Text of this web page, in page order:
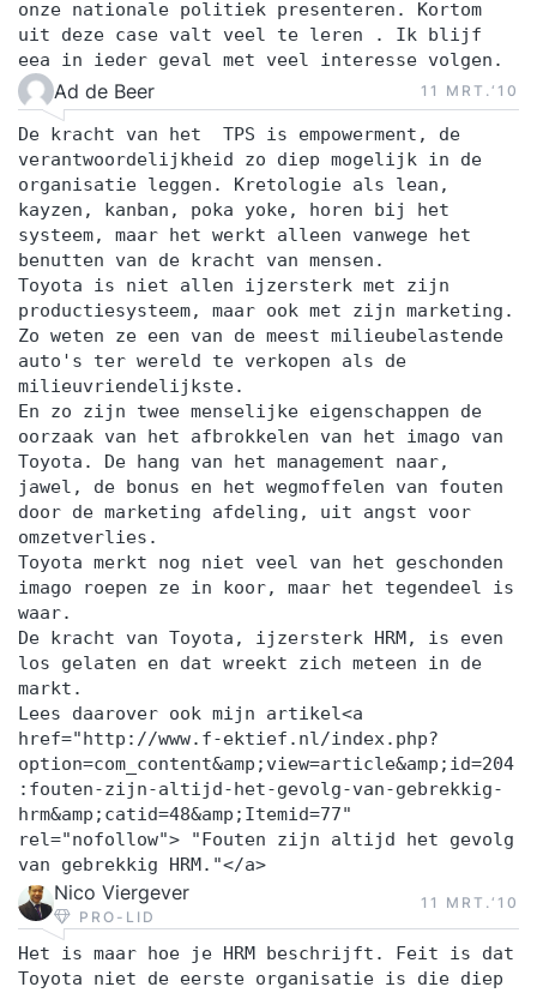
onze nationale politiek presenteren. Kortom
uit deze case valt veel te leren . Ik blijf
eea in ieder geval met veel interesse volgen.
Ad de Beer 11 MRT.‘10
De kracht van het TPS is empowerment, de
verantwoordelijkheid zo diep mogelijk in de
organisatie leggen. Kretologie als lean,
kayzen, kanban, poka yoke, horen bij het
systeem, maar het werkt alleen vanwege het
benutten van de kracht van mensen.
Toyota is niet allen ijzersterk met zijn
productiesysteem, maar ook met zijn marketing.
Zo weten ze een van de meest milieubelastende
auto's ter wereld te verkopen als de
milieuvriendelijkste.
En zo zijn twee menselijke eigenschappen de
oorzaak van het afbrokkelen van het imago van
Toyota. De hang van het management naar,
jawel, de bonus en het wegmoffelen van fouten
door de marketing afdeling, uit angst voor
omzetverlies.
Toyota merkt nog niet veel van het geschonden
imago roepen ze in koor, maar het tegendeel is
waar.
De kracht van Toyota, ijzersterk HRM, is even
los gelaten en dat wreekt zich meteen in de
markt.
Lees daarover ook mijn artikel<a
href="http://www.f-ektief.nl/index.php?
option=com_content&amp;view=article&amp;id=204
:fouten-zijn-altijd-het-gevolg-van-gebrekkig-
hrm&amp;catid=48&amp;Itemid=77"
rel="nofollow"> "Fouten zijn altijd het gevolg
van gebrekkig HRM."</a>
Nico Viergever
PRO-LID
11 MRT.‘10
Het is maar hoe je HRM beschrijft. Feit is dat
Toyota niet de eerste organisatie is die diep